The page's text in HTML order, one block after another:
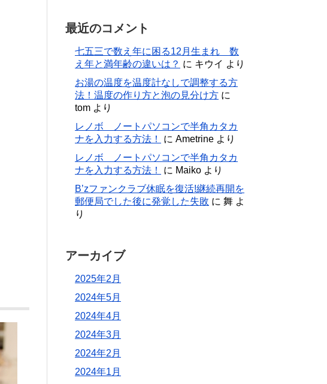
最近のコメント
七五三で数え年に困る12月生まれ 数
え年と満年齢の違いは？ に キウイ より
お湯の温度を温度計なしで調整する方
法！温度の作り方と泡の見分け方 に
tom より
レノボ ノートパソコンで半角カタカ
ナを入力する方法！
に Ametrine より
レノボ ノートパソコンで半角カタカ
ナを入力する方法！
に Maiko より
B’zファンクラブ休眠を復活!継続再開を
郵便局でした後に発覚した失敗 に 舞 よ
り
アーカイブ
2025年2月
2024年5月
2024年4月
2024年3月
2024年2月
2024年1月